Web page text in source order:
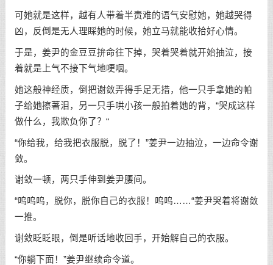
可她就是这样，越有人带着半责难的语气安慰她，她越哭得
凶，反倒是无人理睬她的时候，她立马就能收拾好心情。
于是，姜尹的金豆豆拚命往下掉，哭着哭着就开始抽泣，接
着就是上气不接下气地哽咽。
她这般神经质，倒把谢敛弄得手足无措，他一只手拿她的帕
子给她擦著泪，另一只手哄小孩一般拍着她的背，“哭成这样
做什么，我欺负你了？“
“你给我，给我把衣服脱，脱了！”姜尹一边抽泣，一边命令谢
敛。
谢敛一顿，两只手伸到姜尹腰间。
“呜呜呜，脱你，脱你自己的衣服！呜呜……“姜尹哭着将谢敛
一推。
谢敛眨眨眼，倒是听话地收回手，开始解自己的衣服。
“你躺下面！”姜尹继续命令道。